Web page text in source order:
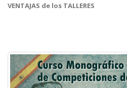
VENTAJAS de los TALLERES